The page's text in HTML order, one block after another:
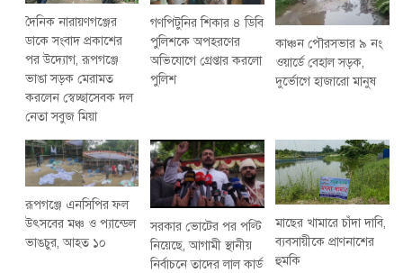
দৈনিক নারায়ণগঞ্জের
ডাকে সংবাদ প্রকাশের
পর উদ্যোগ, রূপগঞ্জে
ভাঙা সড়ক মেরামত
করলেন স্বেচ্ছাসেবক দল
নেতা সবুজ মিয়া
গণপিটুনির শিকার ৪ ডিবি
পুলিশকে অপহরণের
অভিযোগে গ্রেপ্তার করলো
পুলিশ
কাঞ্চন পৌরসভার ৯ নং
ওয়ার্ডে বেহাল সড়ক,
দুর্ভোগে হাজারো মানুষ
রূপগঞ্জে এনসিপির ফল
উৎসবের মঞ্চ ও প্যান্ডেল
ভাঙচুর, আহত ১০
সরকার ভোটের পর পল্টি
নিয়েছে, আগামী স্থানীয়
নির্বাচনে তাদের লাল কার্ড
মাছের খামারে চাঁদা দাবি,
ব্যবসায়ীকে প্রাণনাশের
হুমকি